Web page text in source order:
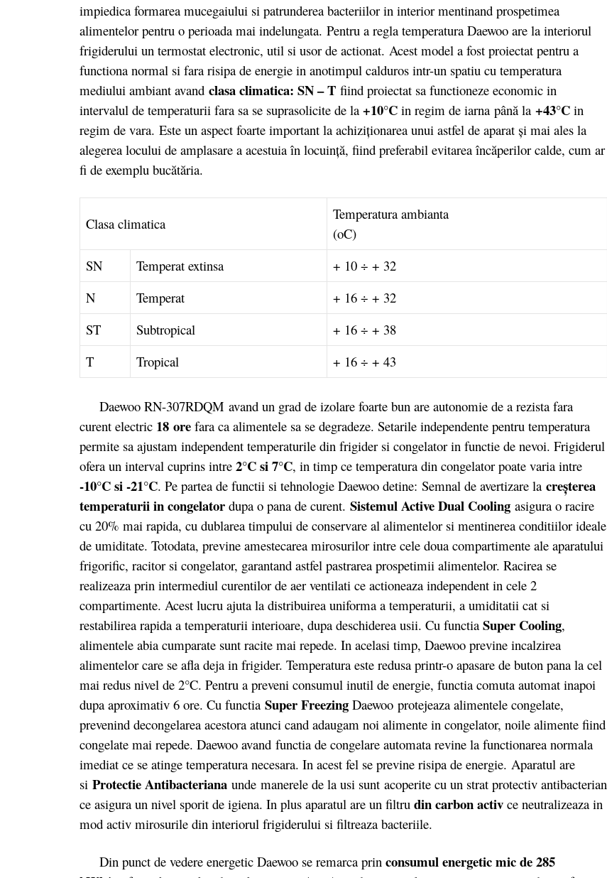
impiedica formarea mucegaiului si patrunderea bacteriilor in interior mentinand prospetimea
alimentelor pentru o perioada mai indelungata. Pentru a regla temperatura Daewoo are la interiorul
frigiderului un termostat electronic, util si usor de actionat. Acest model a fost proiectat pentru a
functiona normal si fara risipa de energie in anotimpul calduros intr-un spatiu cu temperatura
mediului ambiant avand clasa climatica: SN – T fiind proiectat sa functioneze economic in
intervalul de temperaturii fara sa se suprasolicite de la +10°C in regim de iarna până la +43°C in
regim de vara. Este un aspect foarte important la achiziţionarea unui astfel de aparat şi mai ales la
alegerea locului de amplasare a acestuia în locuinţă, fiind preferabil evitarea încăperilor calde, cum ar
fi de exemplu bucătăria.
Clasa climatica
Temperatura ambianta
(oC)
SN
Temperat extinsa
+ 10 ÷ + 32
N
Temperat
+ 16 ÷ + 32
ST
Subtropical
+ 16 ÷ + 38
T
Tropical + 16 ÷ + 43
Daewoo RN-307RDQM avand un grad de izolare foarte bun are autonomie de a rezista fara
curent electric 18 ore fara ca alimentele sa se degradeze. Setarile independente pentru temperatura
permite sa ajustam independent temperaturile din frigider si congelator in functie de nevoi. Frigiderul
ofera un interval cuprins intre 2°C si 7°C, in timp ce temperatura din congelator poate varia intre
-10°C si -21°C. Pe partea de functii si tehnologie Daewoo detine: Semnal de avertizare la creşterea
temperaturii in congelator dupa o pana de curent. Sistemul Active Dual Cooling asigura o racire
cu 20% mai rapida, cu dublarea timpului de conservare al alimentelor si mentinerea conditiilor ideale
de umiditate. Totodata, previne amestecarea mirosurilor intre cele doua compartimente ale aparatului
frigorific, racitor si congelator, garantand astfel pastrarea prospetimii alimentelor. Racirea se
realizeaza prin intermediul curentilor de aer ventilati ce actioneaza independent in cele 2
compartimente. Acest lucru ajuta la distribuirea uniforma a temperaturii, a umiditatii cat si
restabilirea rapida a temperaturii interioare, dupa deschiderea usii. Cu functia Super Cooling,
alimentele abia cumparate sunt racite mai repede. In acelasi timp, Daewoo previne incalzirea
alimentelor care se afla deja in frigider. Temperatura este redusa printr-o apasare de buton pana la cel
mai redus nivel de 2°C. Pentru a preveni consumul inutil de energie, functia comuta automat inapoi
dupa aproximativ 6 ore. Cu functia Super Freezing Daewoo protejeaza alimentele congelate,
prevenind decongelarea acestora atunci cand adaugam noi alimente in congelator, noile alimente fiind
congelate mai repede. Daewoo avand functia de congelare automata revine la functionarea normala
imediat ce se atinge temperatura necesara. In acest fel se previne risipa de energie. Aparatul are
si Protectie Antibacteriana unde manerele de la usi sunt acoperite cu un strat protectiv antibacterian
ce asigura un nivel sporit de igiena. In plus aparatul are un filtru din carbon activ ce neutralizeaza in
mod activ mirosurile din interiorul frigiderului si filtreaza bacteriile.
Din punct de vedere energetic Daewoo se remarca prin consumul energetic mic de 285